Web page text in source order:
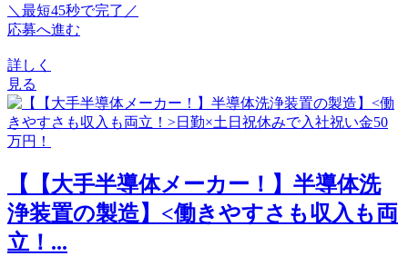
＼最短45秒で完了／
応募へ進む
詳しく
見る
【【大手半導体メーカー！】半導体洗
浄装置の製造】<働きやすさも収入も両
立！...